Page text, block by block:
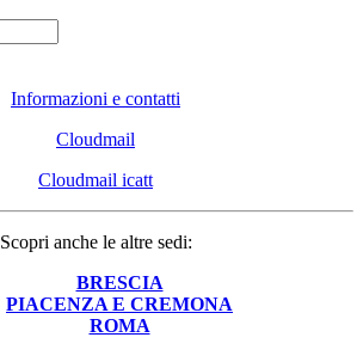
Informazioni e contatti
Cloudmail
Cloudmail icatt
Scopri anche le altre sedi:
BRESCIA
PIACENZA E CREMONA
ROMA